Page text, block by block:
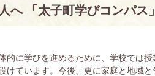
へ 「太子町学びコンパス
的に学びを進めるために、学校では
けています。今後、更に家庭と地域